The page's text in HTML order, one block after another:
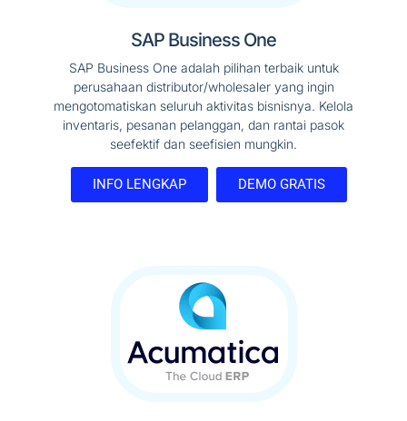
SAP Business One
SAP Business One adalah pilihan terbaik untuk
perusahaan distributor/wholesaler yang ingin
mengotomatiskan seluruh aktivitas bisnisnya. Kelola
inventaris, pesanan pelanggan, dan rantai pasok
seefektif dan seefisien mungkin.
INFO LENGKAP DEMO GRATIS